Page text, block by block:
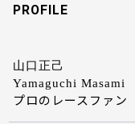
PROFILE
山口正己
Yamaguchi Masami
プロのレースファン